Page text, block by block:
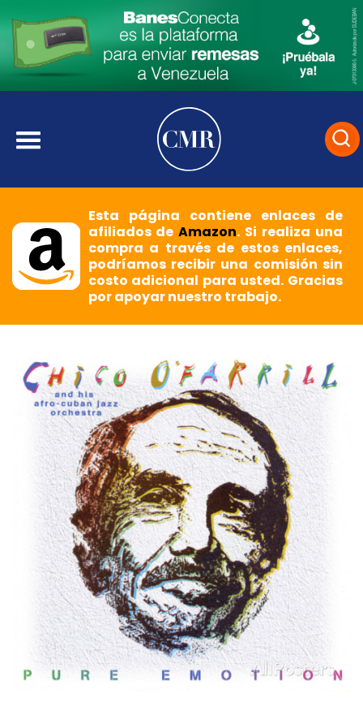
Esta página contiene enlaces de
afiliados deAmazon. Si realiza una
compra a través de estos enlaces,
podríamos recibir una comisión sin
costo adicional para usted. Gracias
por apoyar nuestro trabajo.